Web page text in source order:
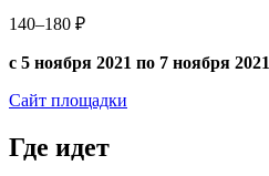
140–180 ₽
с 5 ноября 2021 по 7 ноября 2021
Сайт площадки
Где идет